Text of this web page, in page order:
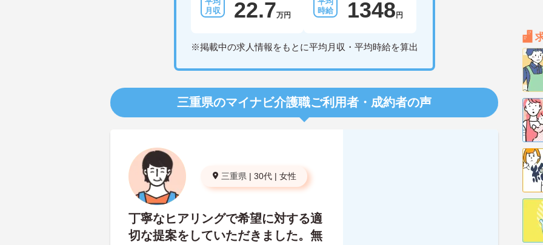
22.7万円 1348 円
※掲載中の求人情報をもとに平均月収・平均時給を算出
三重県のマイナビ介護職ご利用者・成約者の声
三重県 | 30代 | 女性
丁寧なヒアリングで希望に対する適
切な提案をしていただきました。無